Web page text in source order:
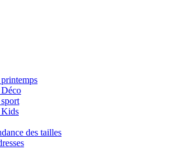
Kids
des tailles